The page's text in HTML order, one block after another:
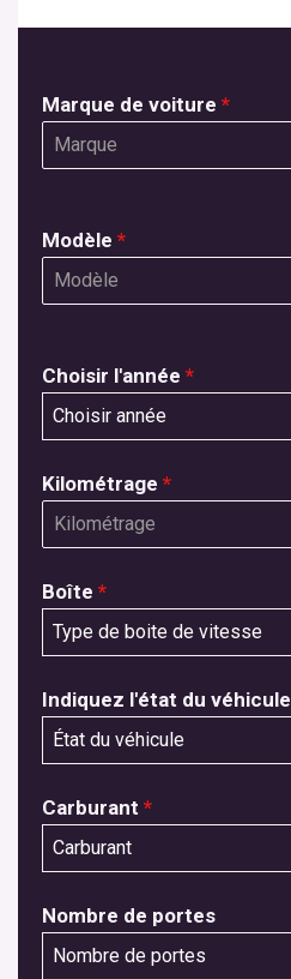
Marque de voiture *
Modèle *
Choisir l'année *
Choisir année
Kilométrage *
Boîte *
Type de boite de vitesse
Indiquez l'état du véhicule
État du véhicule
Carburant *
Carburant
Nombre de portes
Nombre de portes